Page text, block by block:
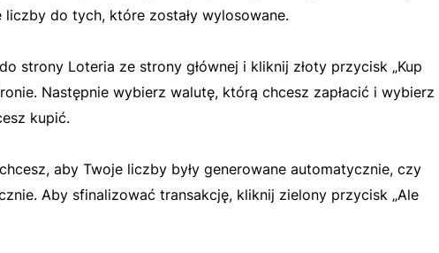
liczby do tych, które zostały wylosowane.
strony Loteria ze strony głównej i kliknij złoty przycisk „Kup
Następnie wybierz walutę, którą chcesz zapłacić i wybierz
kupić.
aby Twoje liczby były generowane automatycznie, czy
Aby sfinalizować transakcję, kliknij zielony przycisk „Ale